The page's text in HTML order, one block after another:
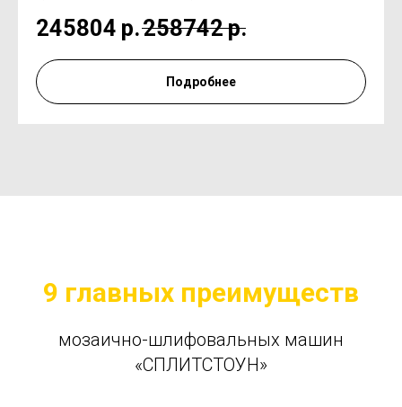
245804 р.258742р.
Подробнее
9 главных преимуществ
мозаично-шлифовальных машин
«СПЛИТСТОУН»